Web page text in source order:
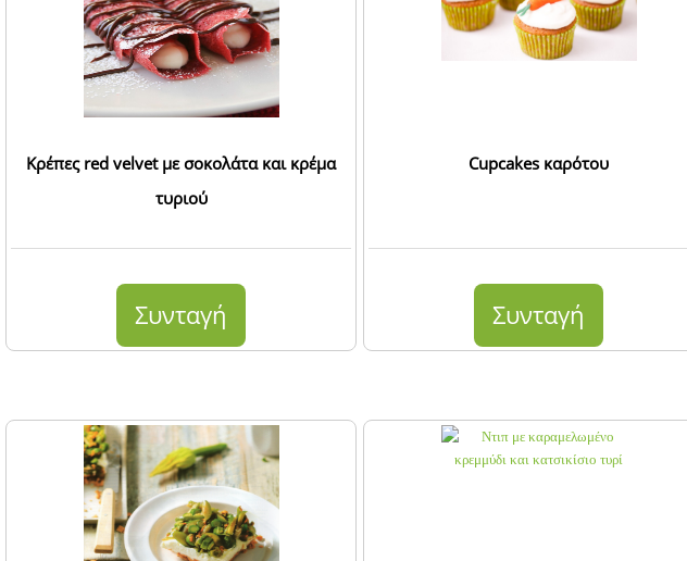
Κρέπες red velvet με σοκολάτα και κρέμα
τυριού
Συνταγή
Cupcakes καρότου
Συνταγή